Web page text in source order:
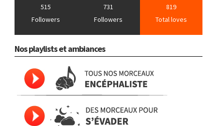
515
Followers
731
Followers
819
Total loves
Nos playlists et ambiances